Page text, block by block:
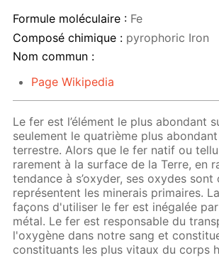
Formule moléculaire : Fe
Composé chimique : pyrophoric Iron
Nom commun :
Page Wikipedia
Le fer est l’élément le plus abondant
seulement le quatrième plus
terrestre. Alors que le fer natif ou
rarement à la surface de la Terre, en
tendance à s’oxyder, ses oxydes
représentent les minerais primaires.
façons d'utiliser le fer est inégalée
métal. Le fer est responsable du
l'oxygène dans notre sang et
constituants les plus vitaux du corps